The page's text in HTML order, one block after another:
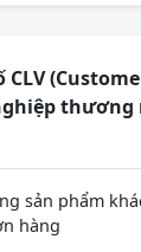
CLV
thương
sản phẩm
hàng